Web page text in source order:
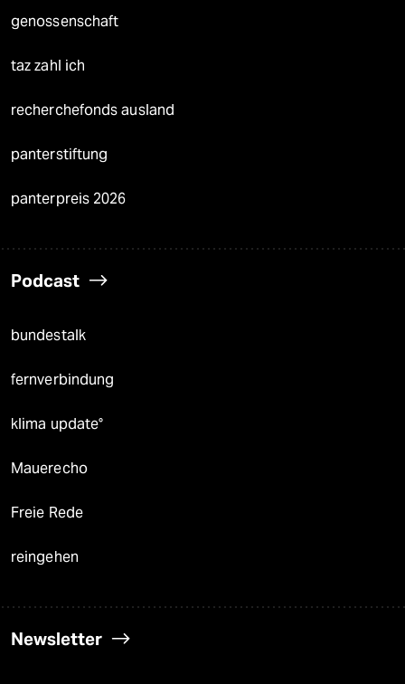
genossenschaft
taz zahl ich
recherchefonds ausland
panterstiftung
panterpreis 2026
Podcast
bundestalk
fernverbindung
klima update°
Mauerecho
Freie Rede
reingehen
Newsletter